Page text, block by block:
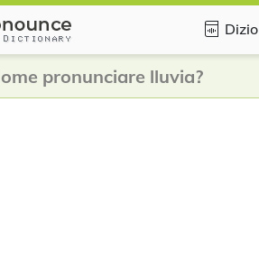
pronunciare lluvia?